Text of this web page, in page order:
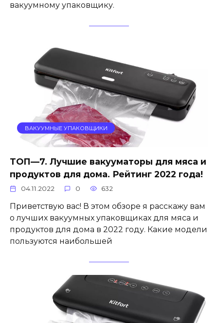
вакуумному упаковщику.
ВАКУУМНЫЕ УПАКОВЩИКИ
ТОП—7. Лучшие вакууматоры для мяса и
продуктов для дома. Рейтинг 2022 года!
04.11.2022 0 632
Приветствую вас! В этом обзоре я расскажу вам
о лучших вакуумных упаковщиках для мяса и
продуктов для дома в 2022 году. Какие модели
пользуются наибольшей